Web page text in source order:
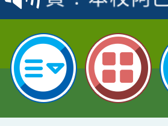
名
倩參加桃園
名 指導老
賀！本校四
園市英語競
指導老師林
賀！本校參
賽 劉文瑛教
賀！本校參